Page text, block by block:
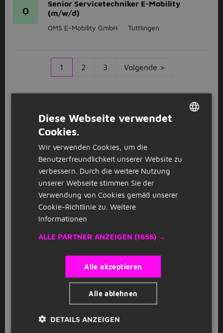
O
Senior Servicetechniker E-Mobility
(m/w/d)
OMS E-Mobility GmbH Tuttlingen
1 2 3 Volgende >
Kürzlich geschlossene Stellenangebote
Stellenangebote in Tuttlingen
Du bist auf der Suche nach einem spannenden Job in
Tuttlingen? Die schöne badische Stadt am Rande des
Schwarzwaldes hat trotz ihrer geringen Größe im
wirtschaftlichen Bereich viel zu bieten. So ist sie Sitz
einer Vielzahl medizintechnischer Unternehmen und
als Welthauptstadt der Medizintechnik bekannt. Wie
Jobmöglichkeiten also nicht gerade klein. Klingt gut?
freien Jobs in Tuttlingen ansehen! Bewirb dich noch
heute auf eines oder mehrere Stellenangebote und
beginne vielleicht schon in wenigen Wochen mit
einem neuen, spannenden Job!
Logistik und Lager Jobs in
Diese Webseite verwendet
Cookies.
Wir verwenden Cookies, um die
Benutzerfreundlichkeit unserer Website zu
verbessern. Durch die weitere Nutzung
unserer Webseite stimmen Sie der
Verwendung von Cookies gemäß unserer
Cookie-Richtlinie zu. Weitere
Informationen
ALLE PARTNER ANZEIGEN (1656) →
Alle akzeptieren
Alle ablehnen
DETAILS ANZEIGEN